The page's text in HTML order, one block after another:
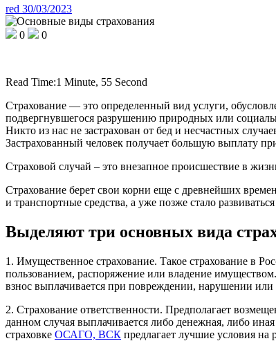
red 30/03/2023
0 0
Read Time:1 Minute, 55 Second
Страхование — это определенный вид услуги,
подвергнувшегося разрушению природных или
Никто из нас не застрахован от бед и несчастных
Застрахованный человек получает большую выплату
Страховой случай – это внезапное происшествие в
Страхование берет свои корни еще с древнейших
и транспортные средства, а уже позже стало
Выделяют три основных вида
1. Имущественное страхование. Такое страхование в
пользованием, распоряжение или владение
взнос выплачивается при повреждении, нарушении
2. Страхование ответственности. Предполагает
данном случая выплачивается либо денежная, либо
страховке ОСАГО, ВСК предлагает лучшие условия